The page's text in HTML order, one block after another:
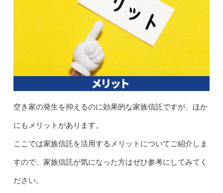
空き家の発生を抑えるのに効果的な家族信託ですが、ほか
にもメリットがあります。
ここでは家族信託を活用するメリットについてご紹介しま
すので、家族信託が気になった方はぜひ参考にしてみてく
ださい。